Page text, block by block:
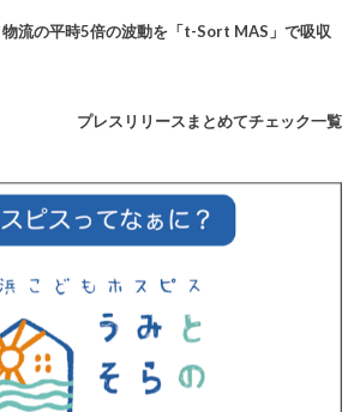
流の平時5倍の波動を「t-Sort MAS」で吸収
プレスリリースまとめてチェック一覧